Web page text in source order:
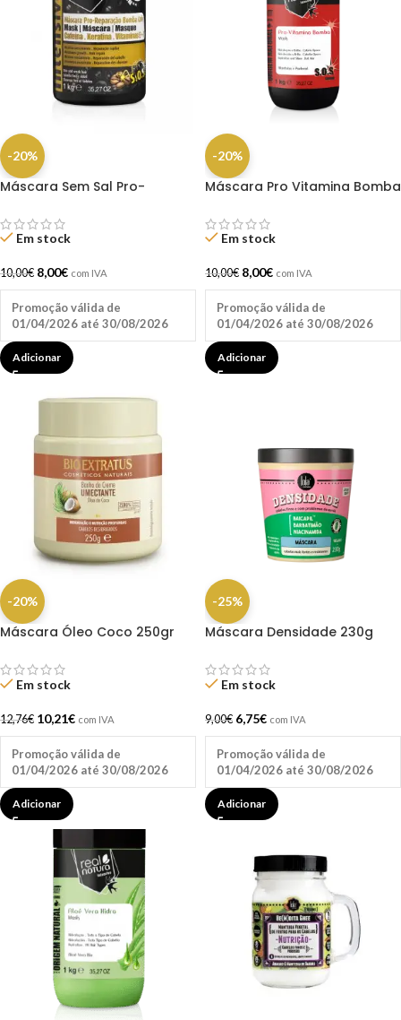
-20%
Máscara Sem Sal Pro-
Em stock
10,00€ 8,00€ com IVA
Promoção válida de
01/04/2026 até 30/08/2026
Adicionar
-20%
Máscara Pro Vitamina Bomba
Em stock
10,00€ 8,00€ com IVA
Promoção válida de
01/04/2026 até 30/08/2026
Adicionar
-20%
Máscara Óleo Coco 250gr
Em stock
12,76€ 10,21€ com IVA
Promoção válida de
01/04/2026 até 30/08/2026
Adicionar
-25%
Máscara Densidade 230g
Em stock
9,00€ 6,75€ com IVA
Promoção válida de
01/04/2026 até 30/08/2026
Adicionar